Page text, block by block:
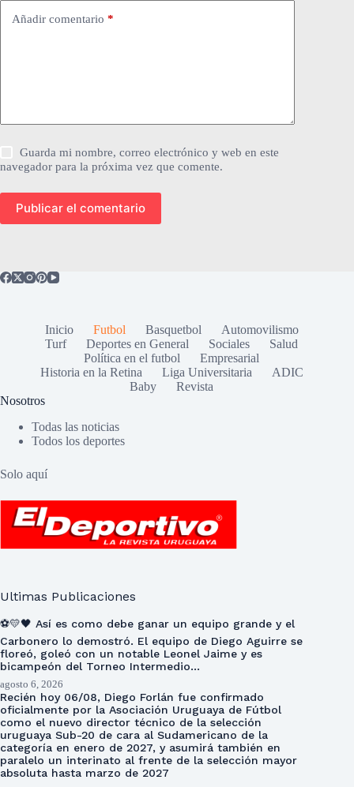
Añadir comentario *
Guarda mi nombre, correo electrónico y web en este
navegador para la próxima vez que comente.
Publicar el comentario
Inicio Futbol Basquetbol
Automovilismo
Turf
Deportes en General Sociales
Salud
Política en el futbol
Empresarial
Historia en la Retina
Liga Universitaria
ADIC
Baby
Revista
Nosotros
Todas las noticias
Todos los deportes
Solo aquí
Ultimas Publicaciones
⚽💛🖤 Así es como debe ganar un equipo grande y el
Carbonero lo demostró. El equipo de Diego Aguirre se
floreó, goleó con un notable Leonel Jaime y es
bicampeón del Torneo Intermedio…
agosto 6, 2026
Recién hoy 06/08, Diego Forlán fue confirmado
oficialmente por la Asociación Uruguaya de Fútbol
como el nuevo director técnico de la selección
uruguaya Sub-20 de cara al Sudamericano de la
categoría en enero de 2027, y asumirá también en
paralelo un interinato al frente de la selección mayor
absoluta hasta marzo de 2027